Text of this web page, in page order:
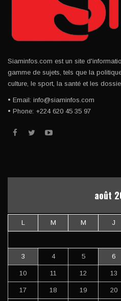
Siaminfos.com est un site
gamme de sujets, tels que la
culture, le sport, la santé et les
• Email: info@siaminfos.com
• Phone: +224 620 45 35 97
août
L M M J
3 4 5 6
10 11 12 13
17 18 19 20